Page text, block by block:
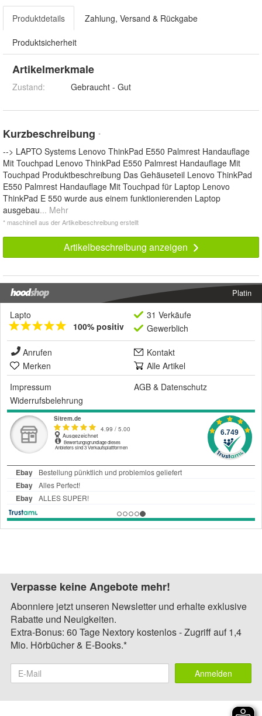
Produktdetails Zahlung, Versand & Rückgabe
Produktsicherheit
Artikelmerkmale
Zustand: Gebraucht - Gut
Kurzbeschreibung *
--> LAPTO Systems Lenovo ThinkPad E550 Palmrest Handauflage
Mit Touchpad Lenovo ThinkPad E550 Palmrest Handauflage Mit
Touchpad Produktbeschreibung Das Gehäuseteil Lenovo ThinkPad
E550 Palmrest Handauflage Mit Touchpad für Laptop Lenovo
ThinkPad E 550 wurde aus einem funktionierenden Laptop
ausgebau... Mehr
* maschinell aus der Artikelbeschreibung erstellt
Artikelbeschreibung anzeigen
Platin
Lapto
100% positiv
31 Verkäufe
Gewerblich
Anrufen
Kontakt
Merken
Alle Artikel
Impressum
AGB & Datenschutz
Widerrufsbelehrung
Verpasse keine Angebote mehr!
Abonniere jetzt unseren Newsletter und erhalte exklusive
Rabatte und Neuigkeiten.
Extra-Bonus: 60 Tage Nextory kostenlos - Zugriff auf 1,4
Mio. Hörbücher & E-Books.*
Anmelden